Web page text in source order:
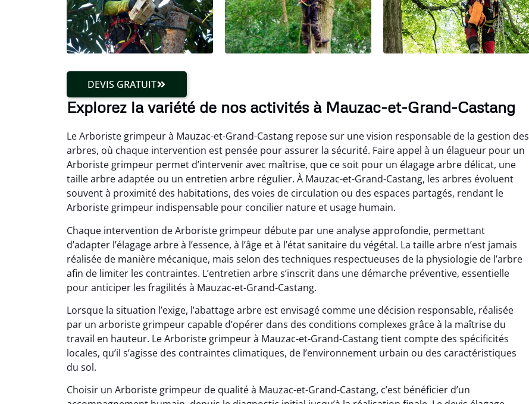
DEVIS GRATUIT
Explorez la variété de nos activités à Mauzac-et-Grand-Castang
Le Arboriste grimpeur à Mauzac-et-Grand-Castang repose sur une vision responsable de la gestion des
arbres, où chaque intervention est pensée pour assurer la sécurité. Faire appel à un élagueur pour un
Arboriste grimpeur permet d’intervenir avec maîtrise, que ce soit pour un élagage arbre délicat, une
taille arbre adaptée ou un entretien arbre régulier. À Mauzac-et-Grand-Castang, les arbres évoluent
souvent à proximité des habitations, des voies de circulation ou des espaces partagés, rendant le
Arboriste grimpeur indispensable pour concilier nature et usage humain.
Chaque intervention de Arboriste grimpeur débute par une analyse approfondie, permettant
d’adapter l’élagage arbre à l’essence, à l’âge et à l’état sanitaire du végétal. La taille arbre n’est jamais
réalisée de manière mécanique, mais selon des techniques respectueuses de la physiologie de l’arbre
afin de limiter les contraintes. L’entretien arbre s’inscrit dans une démarche préventive, essentielle
pour anticiper les fragilités à Mauzac-et-Grand-Castang.
Lorsque la situation l’exige, l’abattage arbre est envisagé comme une décision responsable, réalisée
par un arboriste grimpeur capable d’opérer dans des conditions complexes grâce à la maîtrise du
travail en hauteur. Le Arboriste grimpeur à Mauzac-et-Grand-Castang tient compte des spécificités
locales, qu’il s’agisse des contraintes climatiques, de l’environnement urbain ou des caractéristiques
du sol.
Choisir un Arboriste grimpeur de qualité à Mauzac-et-Grand-Castang, c’est bénéficier d’un